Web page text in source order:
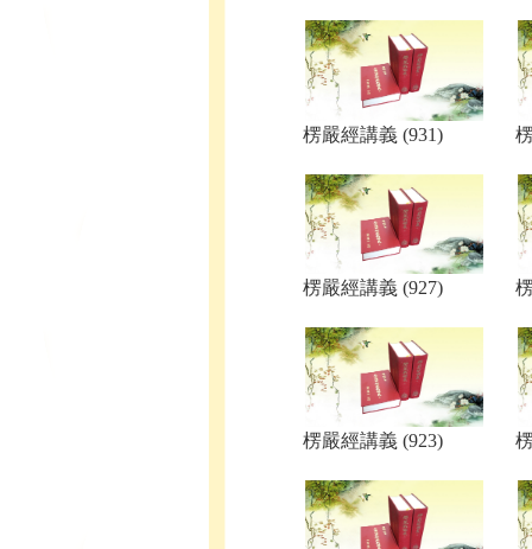
楞嚴經講義 (931)
楞嚴經講義 (927)
楞嚴經講義 (923)